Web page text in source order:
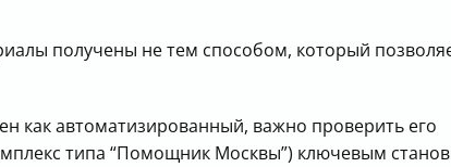
получены не тем способом, который
как автоматизированный, важно проверить его
типа “Помощник Москвы”) ключевым